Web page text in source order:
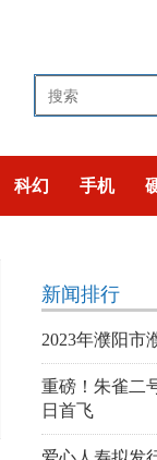
科幻 手机
新闻排行
2023年濮阳市
重磅！朱雀二
日首飞